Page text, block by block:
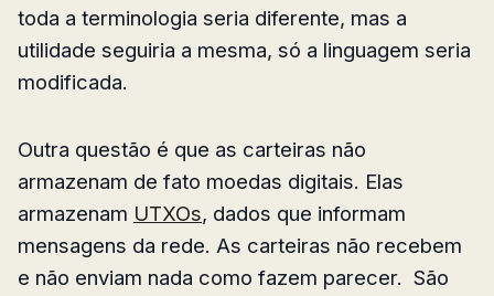
toda a terminologia seria diferente, mas a
utilidade seguiria a mesma, só a linguagem seria
modificada.
Outra questão é que as carteiras não
armazenam de fato moedas digitais. Elas
armazenam UTXOs, dados que informam
mensagens da rede. As carteiras não recebem
e não enviam nada como fazem parecer. São